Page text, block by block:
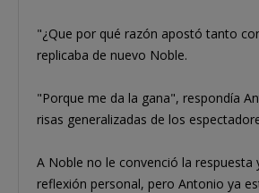
"¿Que por qué razón apostó tanto
replicaba de nuevo Noble.
"Porque me da la gana", respondía
risas generalizadas de los
A Noble no le convenció la respuesta
reflexión personal, pero Antonio ya